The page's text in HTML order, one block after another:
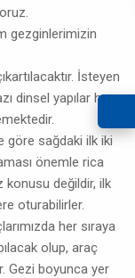
gezginlerimizin
İsteyen
dinsel yapılar her
göre sağdaki ilk iki
önemle rica
değildir, ilk
oturabilirler.
her sıraya
olup, araç
Gezi boyunca yer